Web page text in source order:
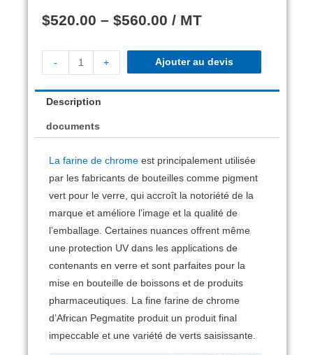
$520.00 – $560.00 / MT
- + Ajouter au devis
Description
documents
La farine de chrome est principalement utilisée
par les fabricants de bouteilles comme pigment
vert pour le verre, qui accroît la notoriété de la
marque et améliore l’image et la qualité de
l’emballage. Certaines nuances offrent même
une protection UV dans les applications de
contenants en verre et sont parfaites pour la
mise en bouteille de boissons et de produits
pharmaceutiques. La fine farine de chrome
d’African Pegmatite produit un produit final
impeccable et une variété de verts saisissante.